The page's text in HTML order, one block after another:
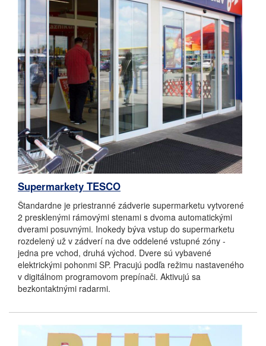
Supermarkety TESCO
Štandardne je priestranné zádverie supermarketu vytvorené
2 presklenými rámovými stenami s dvoma automatickými
dverami posuvnými. Inokedy býva vstup do supermarketu
rozdelený už v zádverí na dve oddelené vstupné zóny -
jedna pre vchod, druhá východ. Dvere sú vybavené
elektrickými pohonmi SP. Pracujú podľa režimu nastaveného
v digitálnom programovom prepínači. Aktivujú sa
bezkontaktnými radarmi.